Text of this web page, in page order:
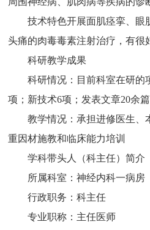
技术特色开展面肌痉挛、眼
头痛的肉毒毒素注射治疗，有很
科研教学成果
科研情况：目前科室在研的
项；新技术6项；发表文章20余篇
教学情况：承担进修医生、
重因材施教和临床能力培训
学科带头人（科主任）简介
所属科室：神经内科一病房
行政职务：科主任
专业职称：主任医师